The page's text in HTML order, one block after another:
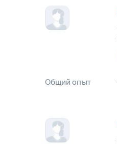
Общий опыт